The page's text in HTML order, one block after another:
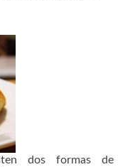
dos formas de